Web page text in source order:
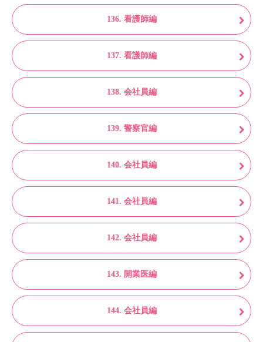
136. 看護師編
137. 看護師編
138. 会社員編
139. 警察官編
140. 会社員編
141. 会社員編
142. 会社員編
143. 開業医編
144. 会社員編